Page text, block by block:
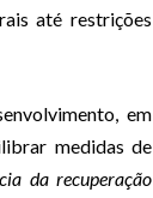
até restrições
em
medidas de
da recuperação